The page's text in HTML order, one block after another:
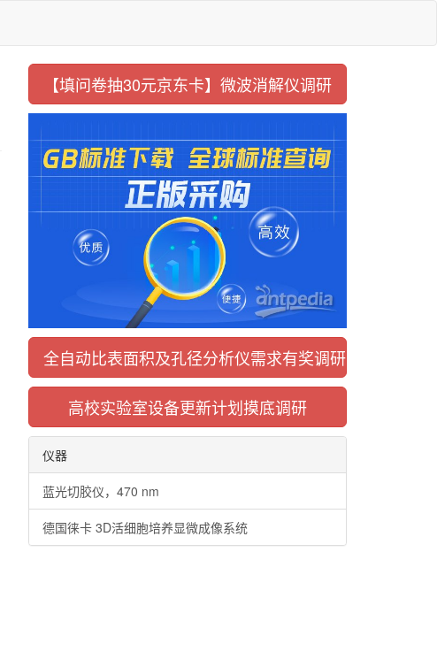
【填问卷抽30元京东卡】 微波消解仪调研
全自动比表面积及孔径分析仪需求有奖调研
高校实验室设备更新计划摸底调研
仪器
蓝光切胶仪，470 nm
德国徕卡 3D活细胞培养显微成像系统